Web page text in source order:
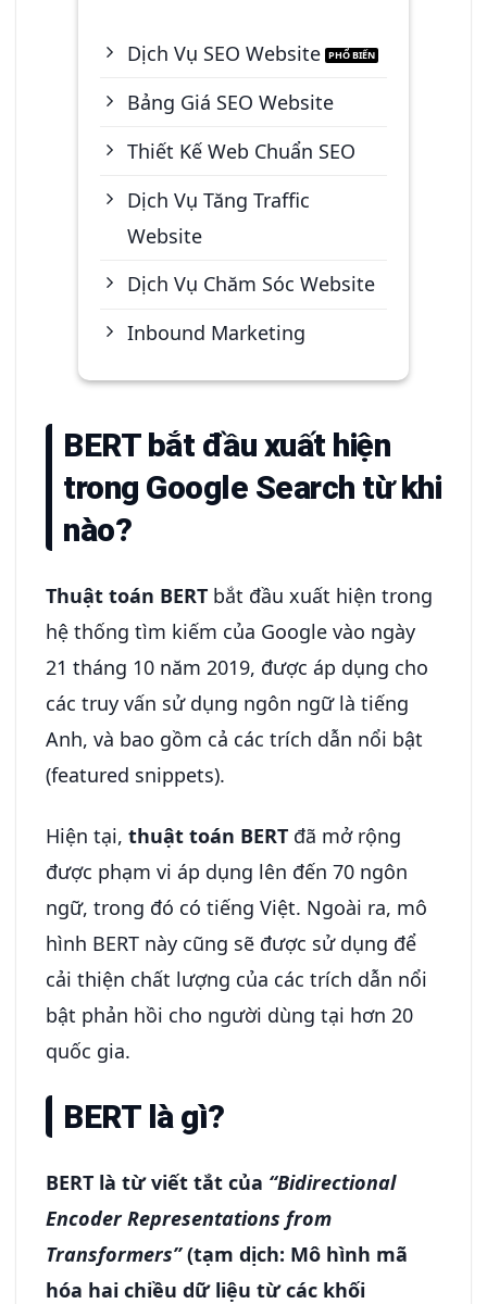
Dịch Vụ SEO Website
Bảng Giá SEO Website
Thiết Kế Web Chuẩn SEO
Dịch Vụ Tăng Traffic
Website
Dịch Vụ Chăm Sóc Website
Inbound Marketing
BERT bắt đầu xuất hiện
trong Google Search từ khi
nào?
Thuật toán BERT bắt đầu xuất hiện trong
hệ thống tìm kiếm của Google vào ngày
21 tháng 10 năm 2019, được áp dụng cho
các truy vấn sử dụng ngôn ngữ là tiếng
Anh, và bao gồm cả các trích dẫn nổi bật
(featured snippets).
Hiện tại, thuật toán BERT đã mở rộng
được phạm vi áp dụng lên đến 70 ngôn
ngữ, trong đó có tiếng Việt. Ngoài ra, mô
hình BERT này cũng sẽ được sử dụng để
cải thiện chất lượng của các trích dẫn nổi
bật phản hồi cho người dùng tại hơn 20
quốc gia.
BERT là gì?
BERT là từ viết tắt của “Bidirectional
Encoder Representations from
Transformers”(tạm dịch: Mô hình mã
hóa hai chiều dữ liệu từ các khối